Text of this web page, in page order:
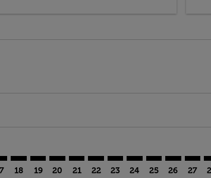
18
OZG–DLM: cmp-view-offers-disclaimer.
19
OZG–DLM: cmp-view-offers-
20
OZG–DLM: cmp-view-offers-
21
OZG–DLM: cmp-view-
22
OZG–DLM: cmp-
23
OZG–DLM: cmp-
24
OZG–DLM:
25 26 27